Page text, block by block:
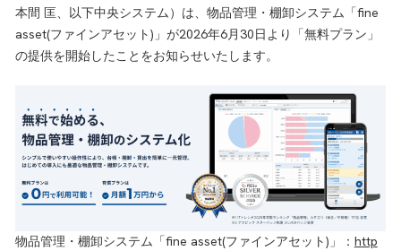
本間 匡、以下中央システム）は、物品管理・棚卸システム「fine
asset(ファインアセット)」が2026年6月30日より「無料プラン」
の提供を開始したことをお知らせいたします。
物品管理・棚卸システム「fine asset(ファインアセット)」： http